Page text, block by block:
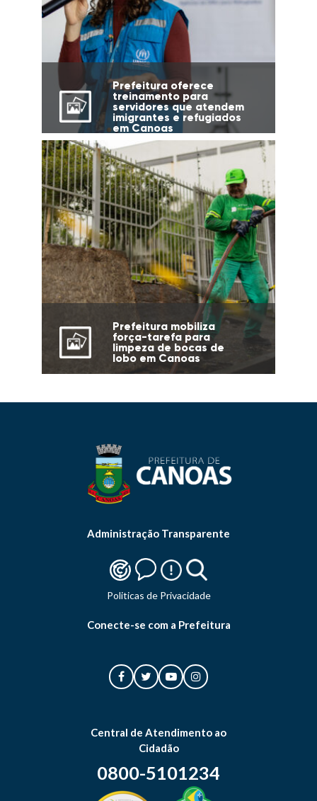
Prefeitura oferece
treinamento para
servidores que atendem
imigrantes e refugiados
em Canoas
Prefeitura mobiliza
força-tarefa para
limpeza de bocas de
lobo em Canoas
Administração Transparente
Politicas de Privacidade
Conecte-se com a Prefeitura
Central de Atendimento ao
Cidadão
0800-5101234